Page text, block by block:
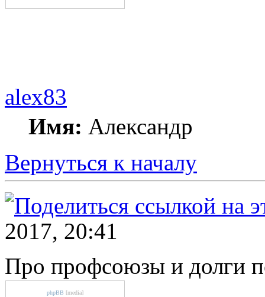
alex83
Имя: Александр
Вернуться к началу
2017, 20:41
Про профсоюзы и долги
phpBB [media]